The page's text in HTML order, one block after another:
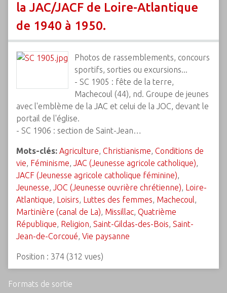
la JAC/JACF de Loire-Atlantique
de 1940 à 1950.
Photos de rassemblements, concours
sportifs, sorties ou excursions...
- SC 1905 : fête de la terre,
Machecoul (44), nd. Groupe de jeunes
avec l'emblème de la JAC et celui de la JOC, devant le
portail de l'église.
- SC 1906 : section de Saint-Jean…
Mots-clés: Agriculture, Christianisme, Conditions de
vie, Féminisme, JAC (Jeunesse agricole catholique),
JACF (Jeunesse agricole catholique féminine),
Jeunesse, JOC (Jeunesse ouvrière chrétienne), Loire-
Atlantique, Loisirs, Luttes des femmes, Machecoul,
Martinière (canal de La), Missillac, Quatrième
République, Religion, Saint-Gildas-des-Bois, Saint-
Jean-de-Corcoué, Vie paysanne
Position : 374 (312 vues)
Formats de sortie